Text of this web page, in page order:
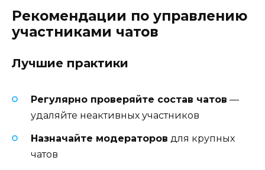
Рекомендации по управлению
участниками чатов
Лучшие практики
Регулярно проверяйте состав чатов —
удаляйте неактивных участников
Назначайте модераторов для крупных
чатов